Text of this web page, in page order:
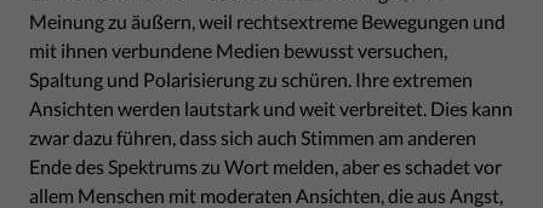
Meinung zu äußern, weil rechtsextreme Bewegungen und
mit ihnen verbundene Medien bewusst versuchen,
Spaltung und Polarisierung zu schüren. Ihre extremen
Ansichten werden lautstark und weit verbreitet. Dies kann
zwar dazu führen, dass sich auch Stimmen am anderen
Ende des Spektrums zu Wort melden, aber es schadet vor
allem Menschen mit moderaten Ansichten, die aus Angst,